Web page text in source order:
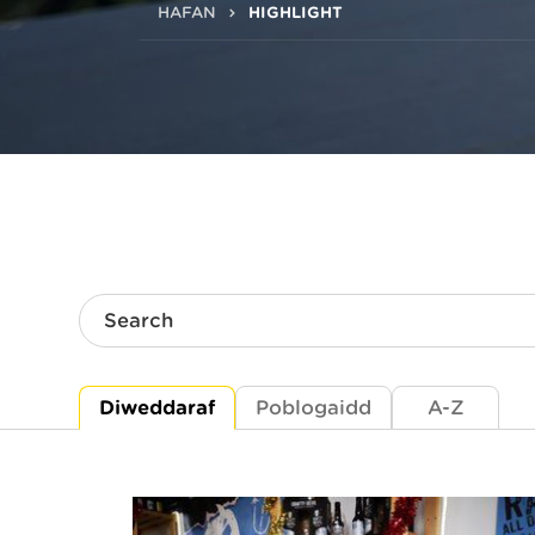
HAFAN HIGHLIGHT
Search
Diweddaraf Poblogaidd A-Z